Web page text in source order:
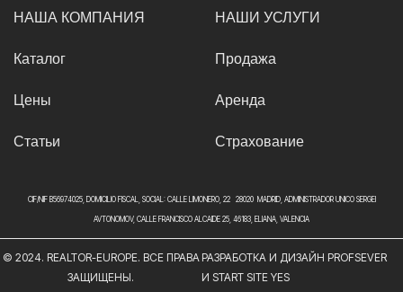
НАША КОМПАНИЯ
Каталог
Цены
Статьи
НАШИ УСЛУГИ
Продажа
Аренда
Страхование
CIF/NIF B56974025, DOMICILIO FISCAL, SOCIAL: CALLE LIMONERO, 22 28020 MADRID, ADMINISTRADOR UNICO SERGEI
AVTONOMOV, CALLE FRANCISCO ALCAIDE 25, 46183, ELIANA, VALENCIA
© 2024. REALTOR-EUROPE. ВСЕ ПРАВА
ЗАЩИЩЕНЫ.
РАЗРАБОТКА И ДИЗАЙН PROFSEVER
И START SITE YES